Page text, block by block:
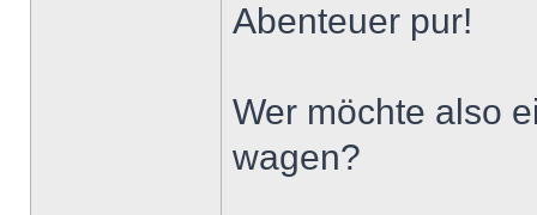
Abenteuer pur!
Wer möchte also
wagen?